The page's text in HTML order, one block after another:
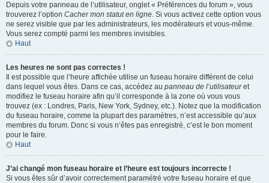
Depuis votre panneau de l’utilisateur, onglet « Préférences du forum », vous
trouverez l’option Cacher mon statut en ligne. Si vous activez cette option vous
ne serez visible que par les administrateurs, les modérateurs et vous-même.
Vous serez compté parmi les membres invisibles.
Haut
Les heures ne sont pas correctes !
Il est possible que l’heure affichée utilise un fuseau horaire différent de celui
dans lequel vous êtes. Dans ce cas, accédez au panneau de l’utilisateuret
modifiez le fuseau horaire afin qu’il corresponde à la zone où vous vous
trouvez (ex : Londres, Paris, New York, Sydney, etc.). Notez que la modification
du fuseau horaire, comme la plupart des paramètres, n’est accessible qu’aux
membres du forum. Donc si vous n’êtes pas enregistré, c’est le bon moment
pour le faire.
Haut
J’ai changé mon fuseau horaire et l’heure est toujours incorrecte !
Si vous êtes sûr d’avoir correctement paramétré votre fuseau horaire et que